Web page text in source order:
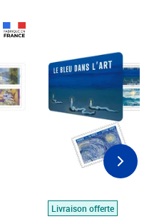
Livraison offerte